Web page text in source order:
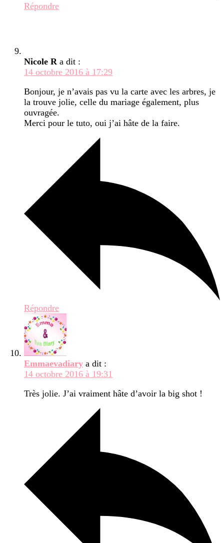
Répondre
Nicole R a dit :
14 octobre 2016 à 17:29
Bonjour, je n’avais pas vu la carte avec les arbres, je
la trouve jolie, celle du mariage également, plus
ouvragée.
Merci pour le tuto, oui j’ai hâte de la faire.
Répondre
Emmaevadiary a dit :
14 octobre 2016 à 19:31
Très jolie. J’ai vraiment hâte d’avoir la big shot !